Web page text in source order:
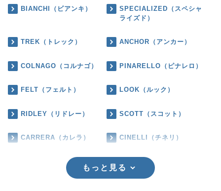
BIANCHI（ビアンキ）
SPECIALIZED（スペシャ
ライズド）
TREK（トレック） ANCHOR（アンカー）
COLNAGO（コルナゴ） PINARELLO（ピナレロ）
FELT（フェルト） LOOK（ルック）
RIDLEY（リドレー） SCOTT（スコット）
CARRERA（カレラ） CINELLI（チネリ）
もっと見る